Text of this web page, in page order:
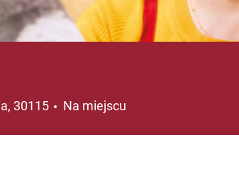
30115 Na miejscu